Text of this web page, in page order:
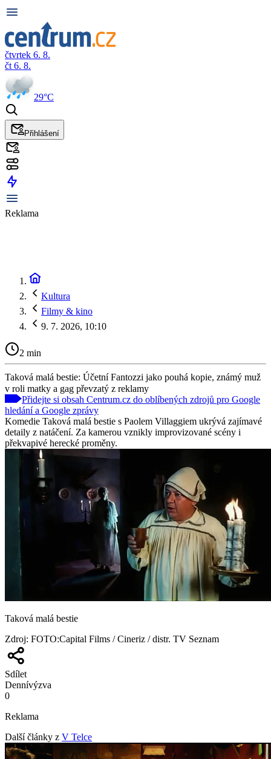
čtvrtek 6. 8.
čt 6. 8.
29°C
Přihlášení
Reklama
Kultura
Filmy & kino
9. 7. 2026, 10:10
2 min
Taková malá bestie: Účetní Fantozzi jako pouhá kopie, známý muž
v roli matky a gag převzatý z reklamy
Přidejte si obsah Centrum.cz do oblíbených zdrojů pro Google
hledání a Google zprávy
Komedie Taková malá bestie s Paolem Villaggiem ukrývá zajímavé
detaily z natáčení. Za kamerou vznikly improvizované scény i
překvapivé herecké proměny.
Taková malá bestie
Zdroj: FOTO:Capital Films / Cineriz / distr. TV Seznam
Sdílet
Dennívýzva
0
Reklama
Další články z V Telce